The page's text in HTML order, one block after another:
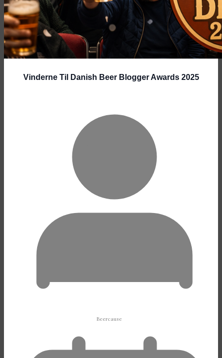
Vinderne Til Danish Beer Blogger Awards 2025
Beercause